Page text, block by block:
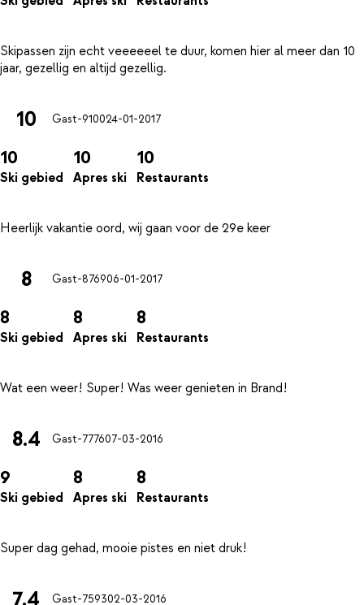
Skipassen zijn echt veeeeeel te duur, komen hier al meer dan 10
10 Gast-910024-01-2017
10
Ski gebied
10
Apres ski
10
Restaurants
8 Gast-876906-01-2017
8
Ski gebied
8
Apres ski
8
Restaurants
8.4 Gast-777607-03-2016
9
Ski gebied
8
Apres ski
8
Restaurants
7.4 Gast-759302-03-2016